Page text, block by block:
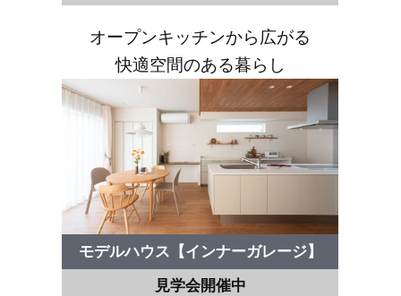
オープンキッチンから広がる
快適空間のある暮らし
モデルハウス【インナーガレージ】
見学会開催中